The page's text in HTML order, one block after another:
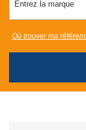
Entrez la marque
Où trouver ma